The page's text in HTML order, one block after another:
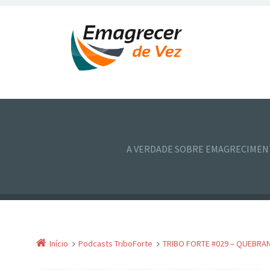
A VERDADE SOBRE
Início Podcasts TriboForte TRIBO FORTE #029 –